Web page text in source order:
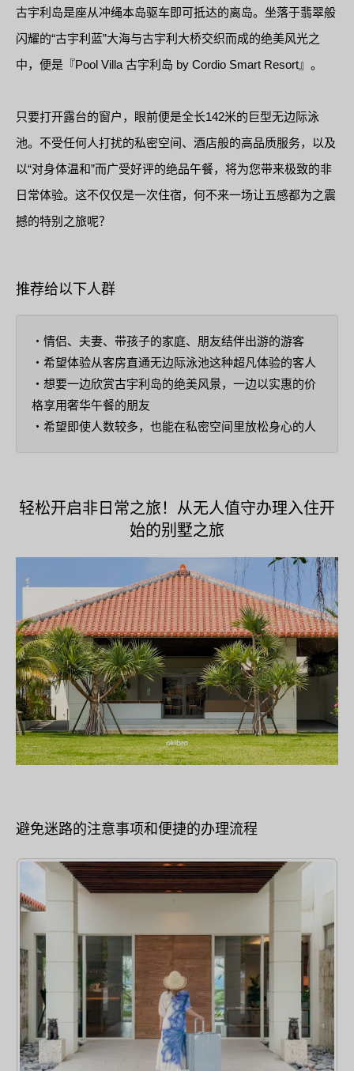
古宇利岛是座从冲绳本岛驱车即可抵达的离岛。坐落于翡翠般
闪耀的“古宇利蓝”大海与古宇利大桥交织而成的绝美风光之
中，便是『Pool Villa 古宇利岛 by Cordio Smart Resort』。
只要打开露台的窗户，眼前便是全长142米的巨型无边际泳
池。不受任何人打扰的私密空间、酒店般的高品质服务，以及
以“对身体温和”而广受好评的绝品午餐，将为您带来极致的非
日常体验。这不仅仅是一次住宿，何不来一场让五感都为之震
撼的特别之旅呢？
推荐给以下人群
・情侣、夫妻、带孩子的家庭、朋友结伴出游的游客
・希望体验从客房直通无边际泳池这种超凡体验的客人
・想要一边欣赏古宇利岛的绝美风景，一边以实惠的价
格享用奢华午餐的朋友
・希望即使人数较多，也能在私密空间里放松身心的人
轻松开启非日常之旅！从无人值守办理入住开
始的别墅之旅
避免迷路的注意事项和便捷的办理流程